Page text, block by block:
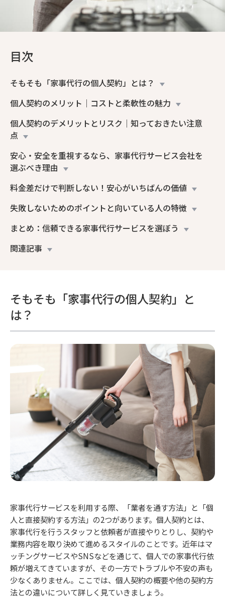
目次
そもそも「家事代行の個人契約」とは？
個人契約のメリット｜コストと柔軟性の魅力
個人契約のデメリットとリスク｜知っておきたい注意
点
安心・安全を重視するなら、家事代行サービス会社を
選ぶべき理由
料金差だけで判断しない！安心がいちばんの価値
失敗しないためのポイントと向いている人の特徴
まとめ：信頼できる家事代行サービスを選ぼう
関連記事
そもそも「家事代行の個人契約」と
は？
家事代行サービスを利用する際、「業者を通す方法」と「個
人と直接契約する方法」の2つがあります。個人契約とは、
家事代行を行うスタッフと依頼者が直接やりとりし、契約や
業務内容を取り決めて進めるスタイルのことです。近年はマ
ッチングサービスやSNSなどを通じて、個人での家事代行依
頼が増えてきていますが、その一方でトラブルや不安の声も
少なくありません。ここでは、個人契約の概要や他の契約方
法との違いについて詳しく見ていきましょう。